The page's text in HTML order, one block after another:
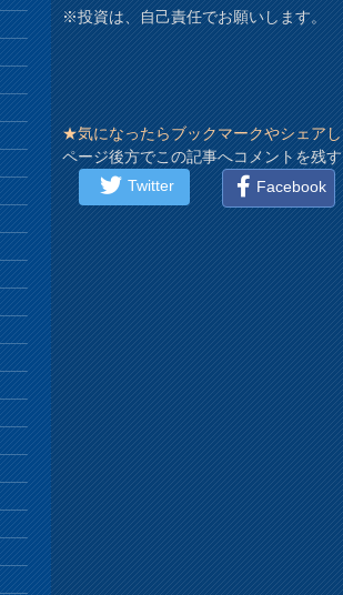
※投資は、自己責任でお願いします。
★気になったらブックマークやシェア
ページ後方でこの記事へコメントを残
Twitter
Facebook